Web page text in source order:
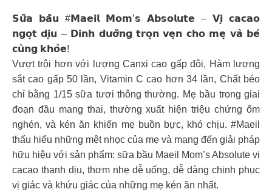
𝗦𝘂̛̃𝗮 𝗯𝗮̂̀𝘂 #𝗠𝗮𝗲𝗶𝗹 𝗠𝗼𝗺’𝘀 𝗔𝗯𝘀𝗼𝗹𝘂𝘁𝗲 – 𝗩𝗶̣ 𝗰𝗮𝗰𝗮𝗼
𝗻𝗴𝗼̣𝘁 𝗱𝗶̣𝘂 – 𝗗𝗶𝗻𝗵 𝗱𝘂̛𝗼̛̃𝗻𝗴 𝘁𝗿𝗼̣𝗻 𝘃𝗲̣𝗻 𝗰𝗵𝗼 𝗺𝗲̣ 𝘃𝗮̀ 𝗯𝗲́
𝗰𝘂̀𝗻𝗴 𝗸𝗵𝗼̉𝗲!
Vượt trội hơn với lượng Canxi cao gấp đôi, Hàm lượng
sắt cao gấp 50 lần, Vitamin C cao hơn 34 lần, Chất béo
chỉ bằng 1/15 sữa tươi thông thường. Mẹ bầu trong giai
đoạn đầu mang thai, thường xuất hiện triệu chứng ốm
nghén, và kén ăn khiến mẹ buồn bực, khó chịu. #Maeil
thấu hiểu những mệt nhọc của mẹ và mang đến giải pháp
hữu hiệu với sản phẩm: sữa bầu Maeil Mom’s Absolute vị
cacao thanh dịu, thơm nhẹ dễ uống, dễ dàng chinh phục
vị giác và khứu giác của những mẹ kén ăn nhất.